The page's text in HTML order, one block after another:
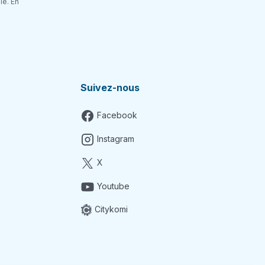
Suivez-nous
Facebook
Instagram
X
Youtube
Citykomi